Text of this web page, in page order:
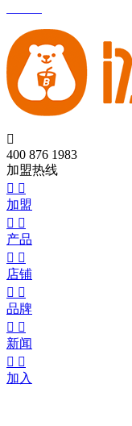

400 876 1983
加盟热线
 
加盟
 
产品
 
店铺
 
品牌
 
新闻
 
加入